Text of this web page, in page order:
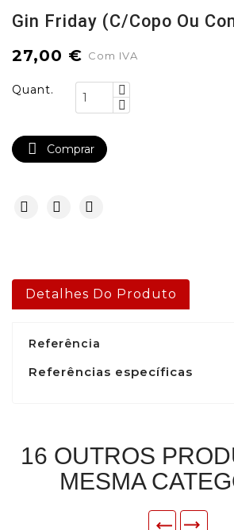
Gin Friday (c/copo Ou
27,00 € Com IVA
Quant.
 Comprar
Detalhes Do Produto
Referência
Referências específicas
16 OUTROS
MESMA